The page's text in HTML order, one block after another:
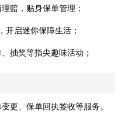
赔，贴身保单管理；
开启迷你保障生活；
抽奖等指尖趣味活动；
更、保单回执签收等服务。